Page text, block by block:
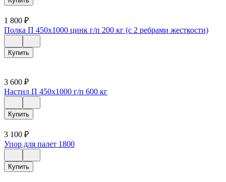
1 800 ₽
Полка П 450х1000 цинк г/п 200 кг (с 2 ребрами жесткости)
Купить
3 600 ₽
Настил П 450х1000 г/п 600 кг
Купить
3 100 ₽
Упор для палет 1800
Купить